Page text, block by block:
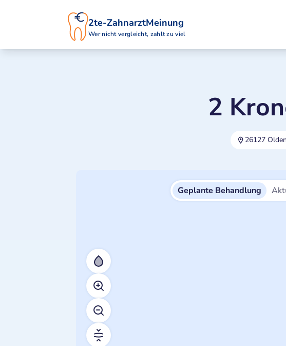
2te-ZahnarztMeinung
Wer nicht vergleicht, zahlt zu viel
2
26127
Geplante Behandlung